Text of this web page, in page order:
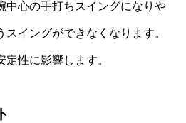
中心の手打ちスイングになりや
イングができなくなります。
性に影響します。